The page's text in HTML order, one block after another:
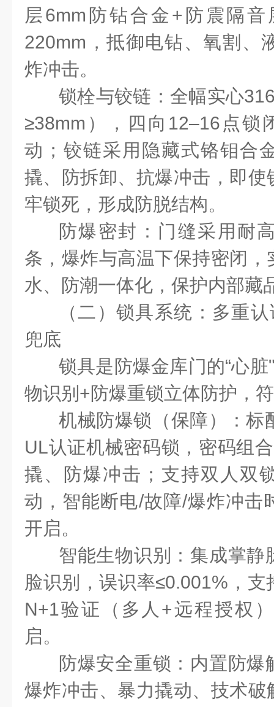
层6mm 防钻合金+ 防震隔
220mm ，抵御电钻、氧割、
炸冲击。
锁栓与铰链：全幅实心
≥38mm ），四向 12–16 点锁
动；铰链采用隐藏式铬钼合
撬、防拆卸、抗爆冲击，即
牢锁死，形成防脱结构。
防爆密封：门缝采用耐
条，爆炸与高温下保持密闭
水、防潮一体化，保护内部藏
（二）锁具系统：多重
兜底
锁具是防爆金库门的“心
物识别 +防爆重锁立体防护，
机械防爆锁（保障）：标
UL认证机械密码锁，密码组
撬、防爆冲击；支持双人双
动，智能断电/故障/爆炸冲击
开启。
智能生物识别：集成掌静
脸识别，误识率≤0.001% ，
N+1验证（多人 +远程授权
启。
防爆安全重锁：内置防爆
爆炸冲击、暴力撬动、技术